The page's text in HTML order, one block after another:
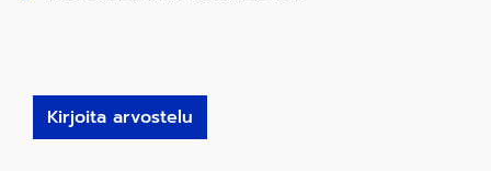
Kirjoita arvostelu